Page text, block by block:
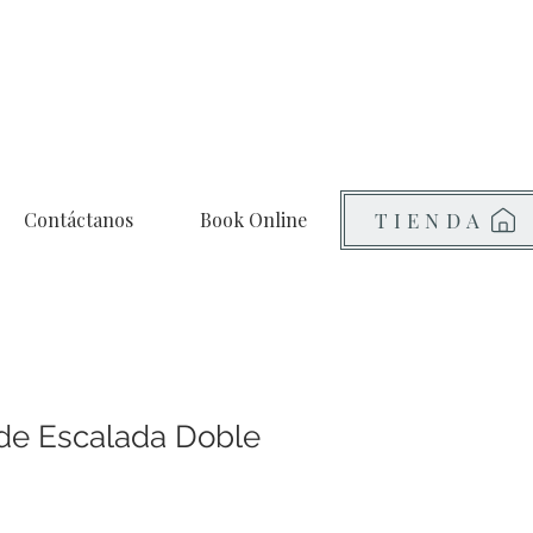
Contáctanos Book Online TIENDA
Escalada Doble